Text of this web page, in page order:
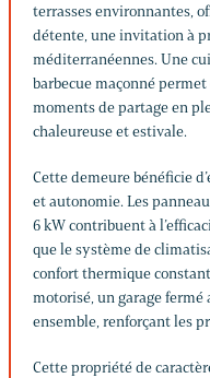
terrasses environnantes,
détente, une invitation à
méditerranéennes. Une
barbecue maçonné
moments de partage en
chaleureuse et estivale.
Cette demeure bénéficie
et autonomie. Les
6 kW contribuent à
que le système de
confort thermique
motorisé, un garage
ensemble, renforçant les
Cette propriété de